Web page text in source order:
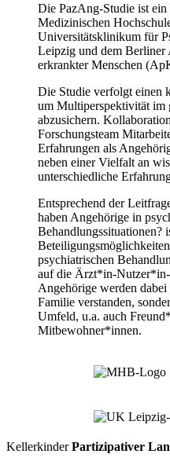
Die PazAng-Studie ist
Medizinischen
Universitätsklinikum für
Leipzig und dem Berliner
erkrankter Menschen
Die Studie verfolgt einen
um Multiperspektivität im
abzusichern.
Forschungsteam
Erfahrungen als
neben einer Vielfalt an
unterschiedliche
Entsprechend der
haben Angehörige in
Behandlungssituationen?
psychiatrischen
auf die Ärzt*in-
Angehörige werden
Familie verstanden,
Umfeld, u.a. auch
Mitbewohner*innen.
KellerkinderPartizipativer